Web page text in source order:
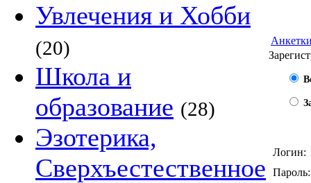
Увлечения и Хобби
(20)
Школа и
образование (28)
Эзотерика,
Сверхъестественное
Логин:
Пароль: